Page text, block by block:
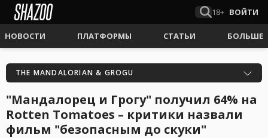
18+ ВОЙТИ
НОВОСТИ ПЛАТФОРМЫ СТАТЬИ БОЛЬШЕ
THE MANDALORIAN & GROGU
"Мандалорец и Грогу" получил 64% на
Rotten Tomatoes – критики назвали
фильм "безопасным до скуки"